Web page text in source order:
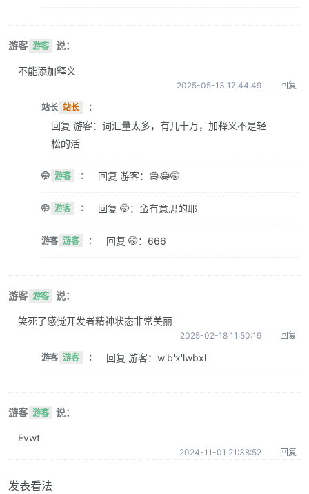
游客 游客 说：
不能添加释义
2025-05-13 17:44:49 回复
站长 站长 ：
回复 游客：词汇量太多，有几十万，加释义不是轻
松的活
🤭 游客 ： 回复 游客：😅😂🤭
🤭 游客 ： 回复 🤭：蛮有意思的耶
游客 游客 ： 回复 🤭：666
游客 游客 说：
笑死了感觉开发者精神状态非常美丽
2025-02-18 11:50:19 回复
游客 游客 ： 回复 游客：w'b'x'lwbxl
游客 游客 说：
Evwt
2024-11-01 21:38:52 回复
发表看法